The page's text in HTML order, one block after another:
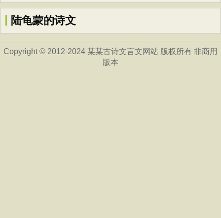
陆龟蒙的诗文
Copyright © 2012-2024 某某古诗文言文网站 版权所有 非商用
版本